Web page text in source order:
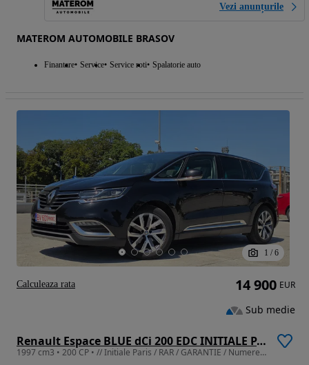
Vezi anunțurile
MATEROM AUTOMOBILE BRASOV
Finantare Service Service roti Spalatorie auto
1 / 6
Renault Espace BLUE dCi 200 EDC INITIALE PARIS
1997 cm3 • 200 CP • // Initiale Paris / RAR / GARANTIE / Numere provizorii /
14 900 EUR
Sub medie
Calculeaza rata